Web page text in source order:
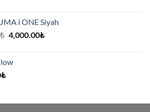
i ONE Siyah
₺ Orijinal
4,000.00₺Şu
₺